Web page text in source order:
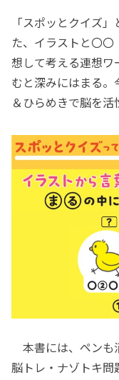
「スポッとクイズ
た、イラストと〇
想して考える連想ワ
むと深みにはまる
＆ひらめきで脳を活
本書には、ペンも
脳トレ・ナゾトキ問